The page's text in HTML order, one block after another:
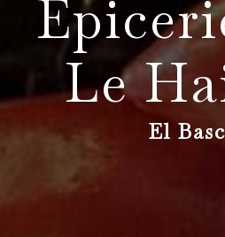
Le
El